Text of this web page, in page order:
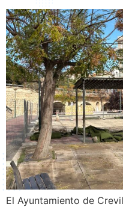
El Ayuntamiento de